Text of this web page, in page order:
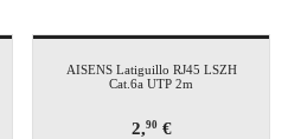
AISENS Latiguillo RJ45 LSZH
Cat.6a UTP 2m
2,90€